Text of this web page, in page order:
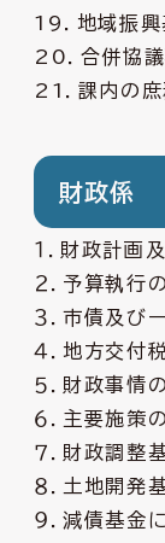
19．地域振興
20．合併協
21．課内の庶
財政係
１．財政計画
２．予算執行
３．市債及び
４．地方交付
５．財政事情
６．主要施策
７．財政調整
８．土地開発
９．減債基金